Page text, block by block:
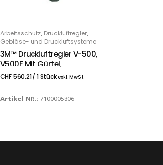
IN DEN WARENKORB
Arbeitsschutz, Druckluftregler,
Gebläse- und Druckluftsysteme
3M™ Druckluftregler V-500,
V500E Mit Gürtel,
CHF560.21/ 1 Stückexkl. MwSt.
Artikel-NR.: 7100005806